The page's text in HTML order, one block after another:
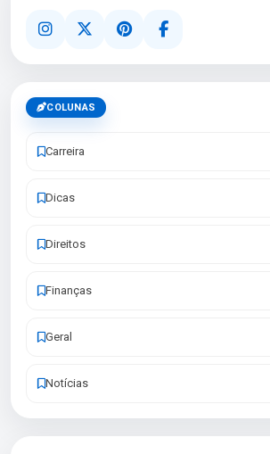
COLUNAS
Carreira
Dicas
Direitos
Finanças
Geral
Notícias